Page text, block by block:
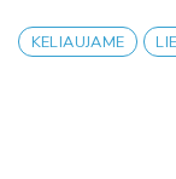
KELIAUJAME